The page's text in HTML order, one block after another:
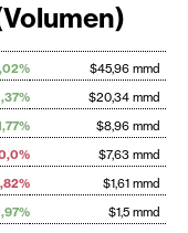
$45,96 mmd
$20,34 mmd
$8,96 mmd
$7,63 mmd
$1,61 mmd
$1,5 mmd